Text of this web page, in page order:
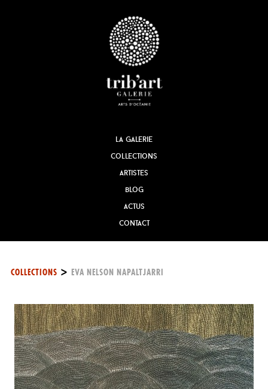
la galerie
collections
artistes
blog
actus
contact
COLLECTIONS > EVA NELSON NAPALTJARRI